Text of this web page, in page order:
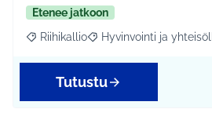
Etenee jatkoon
Rajaa tulokset aihepiirin mukaan:
Riihikallio Rajaa tulokset teeman
Hyvinvointi ja
Tutustu